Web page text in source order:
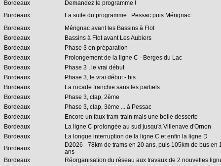
Bordeaux
Demandez le programme !
Bordeaux
La suite du programme : Pessac puis Mérignac
Bordeaux
Mérignac avant les Bassins à Flot
Bordeaux
Bassins à Flot avant Les Aubiers
Bordeaux
Phase 3 en préparation
Bordeaux
Prolongement de la ligne C - Berges du Lac
Bordeaux
Phase 3 , le vrai début
Bordeaux
Phase 3, le vrai début - bis
Bordeaux
La rocade franchie sans les partiels
Bordeaux
Phase 3, clap, 2ème
Bordeaux
Phase 3, clap, 3ème ... à Pessac
Bordeaux
Encore un faux tram-train mais une belle desserte
Bordeaux
La ligne C prolongée au sud jusqu'à Villenave d'Ornon
Bordeaux
La longue interruption de la ligne C et enfin la ligne D
Bordeaux
D2026 - 78km de trams en 20 ans, puis 105km de bus en
ans
Bordeaux
Réorganisation du réseau aux travaux de 2 nouvelles